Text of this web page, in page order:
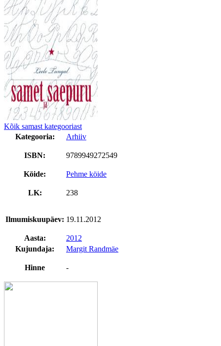
Kõik samast kategooriast
Kategooria:
Arhiiv
ISBN: 9789949272549
Köide: Pehme köide
LK: 238
Ilmumiskuupäev: 19.11.2012
Aasta:
2012
Kujundaja:
Margit Randmäe
Hinne -